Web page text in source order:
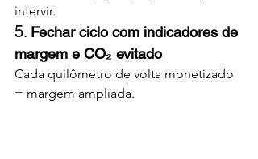
intervir.
5. Fechar ciclo com indicadores de
margem e CO₂ evitado
Cada quilômetro de volta monetizado
= margem ampliada.